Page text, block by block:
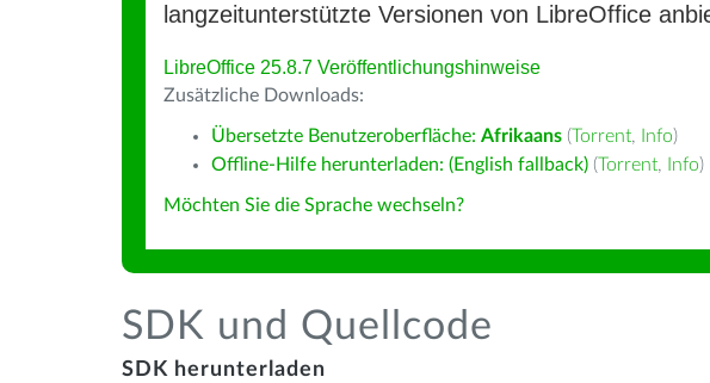
langzeitunterstützte Versionen von LibreOffice
LibreOffice 25.8.7 Veröffentlichungshinweise
Zusätzliche Downloads:
Übersetzte Benutzeroberfläche: Afrikaans (Torrent, Info)
Offline-Hilfe herunterladen: (English fallback) (Torrent, Info)
Möchten Sie die Sprache wechseln?
SDK und Quellcode
SDK herunterladen